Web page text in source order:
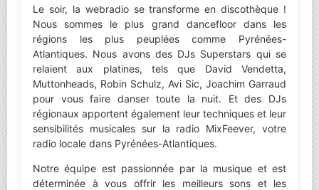
Le soir, la webradio se transforme en discothèque !
Nous sommes le plus grand dancefloor dans les
régions les plus peuplées comme Pyrénées-
Atlantiques. Nous avons des DJs Superstars qui se
relaient aux platines, tels que David Vendetta,
Muttonheads, Robin Schulz, Avi Sic, Joachim Garraud
pour vous faire danser toute la nuit. Et des DJs
régionaux apportent également leur techniques et leur
sensibilités musicales sur la radio MixFeever, votre
radio locale dans Pyrénées-Atlantiques.
Notre équipe est passionnée par la musique et est
déterminée à vous offrir les meilleurs sons et les